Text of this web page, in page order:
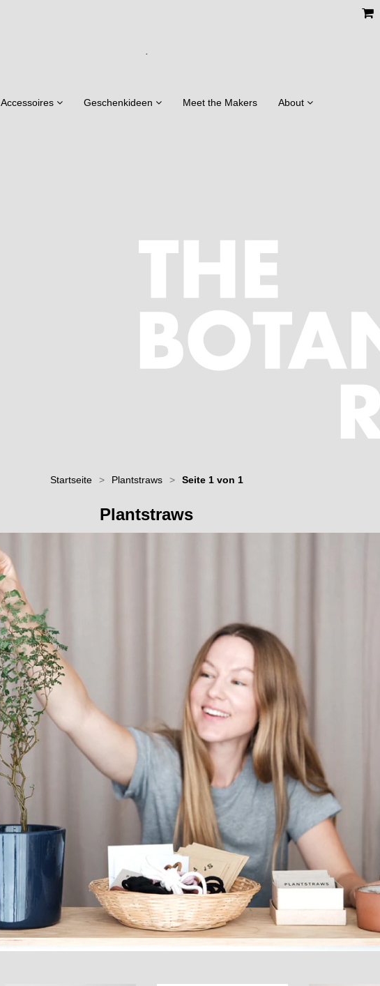
Accessoires Geschenkideen Meet the Makers About
Startseite > Plantstraws > Seite 1 von 1
Plantstraws